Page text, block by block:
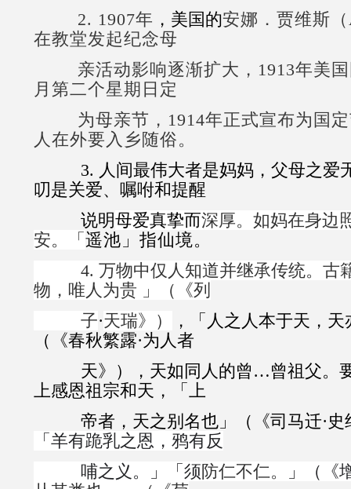
2. 1907年 ，美国的安娜． 贾维斯（
在教堂发起纪念母
亲活动影响逐渐扩大，1913年美
月第二个星期日定
为母亲节，1914年正式宣布为国定
人在外要入乡随俗。
3. 人间最伟大者是妈妈，父母之爱
叨是关爱、 嘱咐和提醒
说明母爱真挚而深厚。如妈在身边
安。「 遥池」指仙境。
4. 万物中仅人知道并继承传统。古
物，唯人为贵 」（《列
子·天瑞》） ， 「 人之人本于天，
（ 《春秋繁露·为人者
天》 ），天如同 人的曾…曾祖父。
上感恩祖宗和天，「上
帝者，天之别名也」（《司马迁·史
「羊有跪乳之恩， 鸦有反
哺之 义 。」「须防仁不仁。
」（《